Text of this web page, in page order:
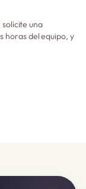
una
horas del equipo, y